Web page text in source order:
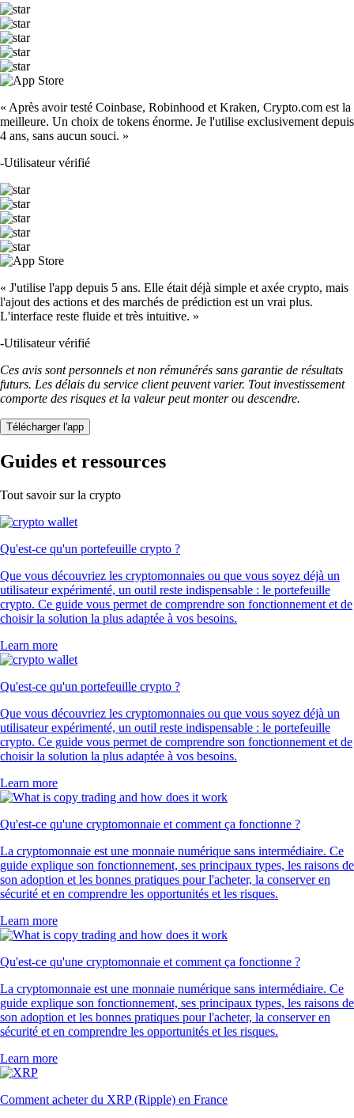
« Après avoir testé Coinbase, Robinhood et Kraken, Crypto.com est la
meilleure. Un choix de tokens énorme. Je l'utilise exclusivement depuis
4 ans, sans aucun souci. »
-Utilisateur vérifié
« J'utilise l'app depuis 5 ans. Elle était déjà simple et axée crypto, mais
l'ajout des actions et des marchés de prédiction est un vrai plus.
L'interface reste fluide et très intuitive. »
-Utilisateur vérifié
Ces avis sont personnels et non rémunérés sans garantie de résultats
futurs. Les délais du service client peuvent varier. Tout investissement
comporte des risques et la valeur peut monter ou descendre.
Télécharger l'app
Guides et ressources
Tout savoir sur la crypto
Qu'est-ce qu'un portefeuille crypto ?
Que vous découvriez les cryptomonnaies ou que vous soyez déjà un
utilisateur expérimenté, un outil reste indispensable : le portefeuille
crypto. Ce guide vous permet de comprendre son fonctionnement et de
choisir la solution la plus adaptée à vos besoins.
Learn more
Qu'est-ce qu'un portefeuille crypto ?
Que vous découvriez les cryptomonnaies ou que vous soyez déjà un
utilisateur expérimenté, un outil reste indispensable : le portefeuille
crypto. Ce guide vous permet de comprendre son fonctionnement et de
choisir la solution la plus adaptée à vos besoins.
Learn more
Qu'est-ce qu'une cryptomonnaie et comment ça fonctionne ?
La cryptomonnaie est une monnaie numérique sans intermédiaire. Ce
guide explique son fonctionnement, ses principaux types, les raisons de
son adoption et les bonnes pratiques pour l'acheter, la conserver en
sécurité et en comprendre les opportunités et les risques.
Learn more
Qu'est-ce qu'une cryptomonnaie et comment ça fonctionne ?
La cryptomonnaie est une monnaie numérique sans intermédiaire. Ce
guide explique son fonctionnement, ses principaux types, les raisons de
son adoption et les bonnes pratiques pour l'acheter, la conserver en
sécurité et en comprendre les opportunités et les risques.
Learn more
Comment acheter du XRP (Ripple) en France